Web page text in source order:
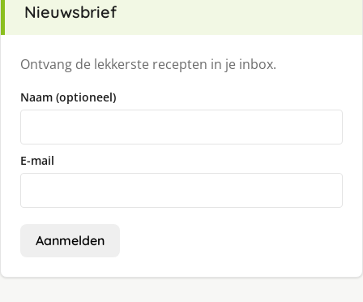
Nieuwsbrief
Ontvang de lekkerste recepten in je inbox.
Naam (optioneel)
E-mail
Aanmelden